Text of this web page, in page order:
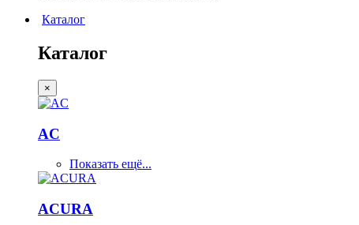
Каталог
Каталог
×
AC
Показать ещё...
ACURA